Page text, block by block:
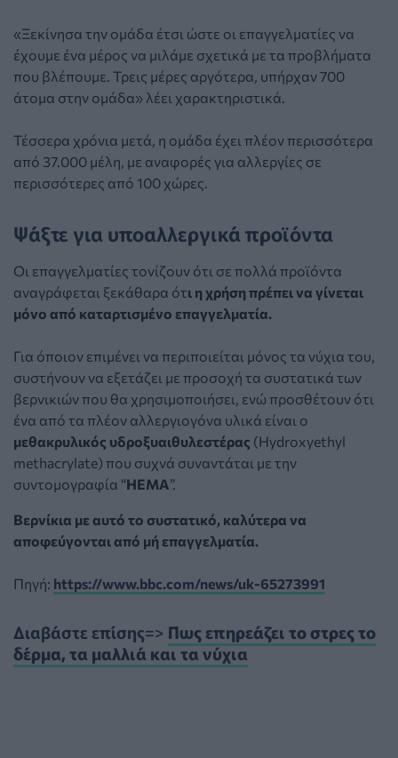
«Ξεκίνησα την ομάδα έτσι ώστε οι επαγγελματίες να
έχουμε ένα μέρος να μιλάμε σχετικά με τα προβλήματα
που βλέπουμε. Τρεις μέρες αργότερα, υπήρχαν 700
άτομα στην ομάδα» λέει χαρακτηριστικά.
Τέσσερα χρόνια μετά, η ομάδα έχει πλέον περισσότερα
από 37.000 μέλη, με αναφορές για αλλεργίες σε
περισσότερες από 100 χώρες.
Ψάξτε για υποαλλεργικά προϊόντα
Οι επαγγελματίες τονίζουν ότι σε πολλά προϊόντα
αναγράφεται ξεκάθαρα ότι η χρήση πρέπει να γίνεται
μόνο από καταρτισμένο επαγγελματία.
Για όποιον επιμένει να περιποιείται μόνος τα νύχια του,
συστήνουν να εξετάζει με προσοχή τα συστατικά των
βερνικιών που θα χρησιμοποιήσει, ενώ προσθέτουν ότι
ένα από τα πλέον αλλεργιογόνα υλικά είναι ο
μεθακρυλικός υδροξυαιθυλεστέρας (Hydroxyethyl
methacrylate) που συχνά συναντάται με την
συντομογραφία “HEMA”.
Βερνίκια με αυτό το συστατικό, καλύτερα να
αποφεύγονται από μή επαγγελματία.
Πηγή: https://www.bbc.com/news/uk-65273991
Διαβάστε επίσης=> Πως επηρεάζει το στρες το
δέρμα, τα μαλλιά και τα νύχια